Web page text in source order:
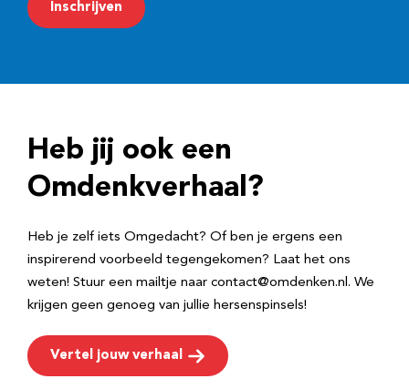
a
r
e
Inschrijven
Heb jij ook een
Omdenkverhaal?
Heb je zelf iets Omgedacht? Of ben je ergens een
inspirerend voorbeeld tegengekomen? Laat het ons
weten! Stuur een mailtje naar contact@omdenken.nl. We
krijgen geen genoeg van jullie hersenspinsels!
Vertel jouw verhaal